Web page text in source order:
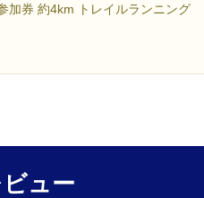
加券 約4km トレイルランニング
ュー